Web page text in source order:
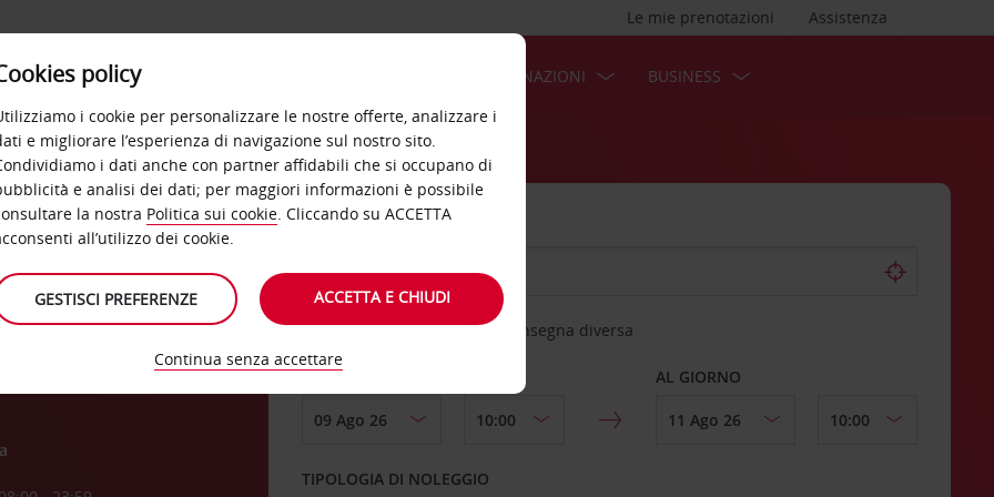
Assistenza
Le mie prenotazioni
OFFERTE DESTINAZIONI BUSINESS
Scegli una località di riconsegna diversa
DAL GIORNO AL GIORNO
TIPOLOGIA DI NOLEGGIO
policy
i cookie per personalizzare le nostre offerte, analizzare i
e migliorare l’esperienza di navigazione sul nostro sito.
i dati anche con partner affidabili che si occupano di
e analisi dei dati; per maggiori informazioni è possibile
la nostra Politica sui cookie. Cliccando su ACCETTA
all’utilizzo dei cookie.
GESTISCI PREFERENZE ACCETTA E CHIUDI
Continua senza accettare